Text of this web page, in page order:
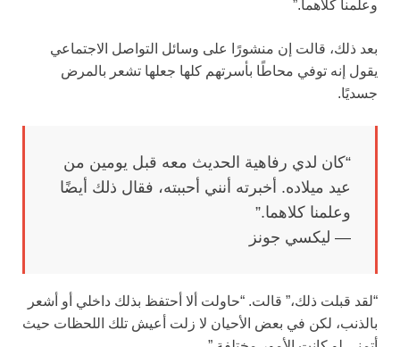
وعلمنا كلاهما.”
بعد ذلك، قالت إن منشورًا على وسائل التواصل الاجتماعي
يقول إنه توفي محاطًا بأسرتهم كلها جعلها تشعر بالمرض
جسديًا.
“كان لدي رفاهية الحديث معه قبل يومين من
عيد ميلاده. أخبرته أنني أحببته، فقال ذلك أيضًا
وعلمنا كلاهما.”
— ليكسي جونز
“لقد قبلت ذلك،” قالت. “حاولت ألا أحتفظ بذلك داخلي أو أشعر
بالذنب، لكن في بعض الأحيان لا زلت أعيش تلك اللحظات حيث